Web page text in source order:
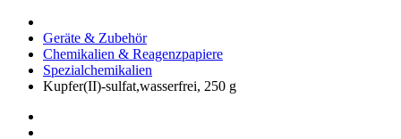
Geräte & Zubehör
Chemikalien & Reagenzpapiere
Spezialchemikalien
Kupfer(II)-sulfat,wasserfrei, 250 g